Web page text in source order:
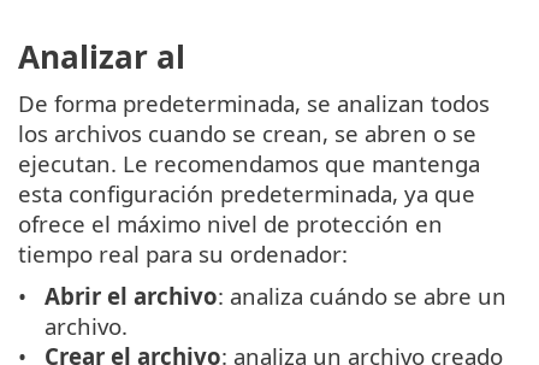
Analizar al
De forma predeterminada, se analizan todos
los archivos cuando se crean, se abren o se
ejecutan. Le recomendamos que mantenga
esta configuración predeterminada, ya que
ofrece el máximo nivel de protección en
tiempo real para su ordenador:
Abrir el archivo: analiza cuándo se abre un
archivo.
Crear el archivo: analiza un archivo creado